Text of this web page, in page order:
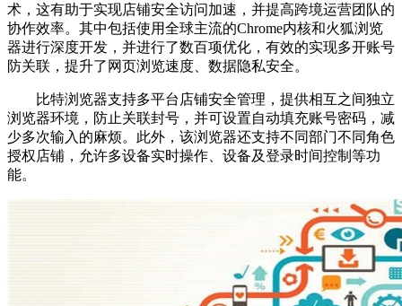
术，这有助于实现店铺安全访问加速，并提高跨境运营团队的
协作效率。其中包括使用全球主流的Chrome内核和火狐浏览
器进行深度开发，并进行了数百项优化，有效的实现多开账号
防关联，提升了网页浏览速度、数据隐私安全。
比特浏览器支持多平台店铺安全管理，提供相互之间独立
浏览器环境，防止关联封号，并可设置自动填充账号密码，减
少多次输入的麻烦。此外，该浏览器还支持不同部门不同角色
授权店铺，允许多设备实时操作、设备及登录时间控制等功
能。